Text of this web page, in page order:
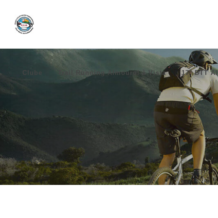
Clube Trail Running Almourol à Vista 17º BTT